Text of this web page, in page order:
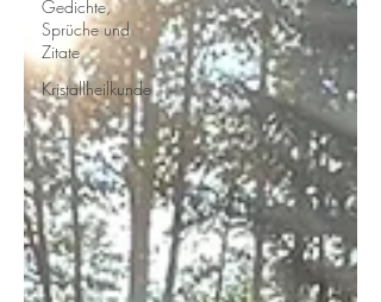
Gedichte,
Sprüche und
Zitate
Kristallheilkunde